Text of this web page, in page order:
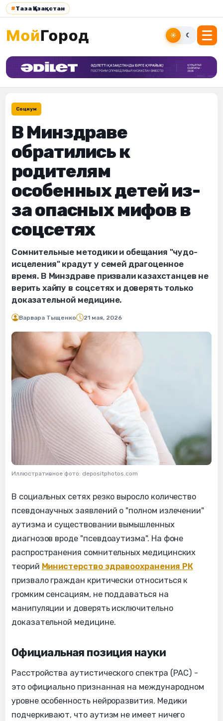
#Таза Қазақстан
☀ ☾
Социум
В Минздраве
обратились к
родителям
особенных детей из-
за опасных мифов в
соцсетях
Сомнительные методики и обещания "чудо-
исцеления" крадут у семей драгоценное
время. В Минздраве призвали казахстанцев не
верить хайпу в соцсетях и доверять только
доказательной медицине.
Варвара Тыщенко 21 мая, 2026
Иллюстративное фото: depositphotos.com
В социальных сетях резко выросло количество
псевдонаучных заявлений о "полном излечении"
аутизма и существовании вымышленных
диагнозов вроде "псевдоаутизма". На фоне
распространения сомнительных медицинских
теорий Министерство здравоохранения РК
призвало граждан критически относиться к
громким сенсациям, не поддаваться на
манипуляции и доверять исключительно
доказательной медицине.
Официальная позиция науки
Расстройства аутистического спектра (РАС) -
это официально признанная на международном
уровне особенность нейроразвития. Медики
подчеркивают, что аутизм не имеет ничего